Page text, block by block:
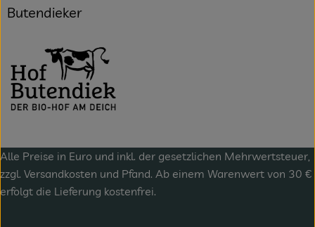
Butendieker
Alle Preise in Euro und inkl. der gesetzlichen Mehrwertsteuer,
zzgl. Versandkosten und Pfand. Ab einem Warenwert von 30 €
erfolgt die Lieferung kostenfrei.